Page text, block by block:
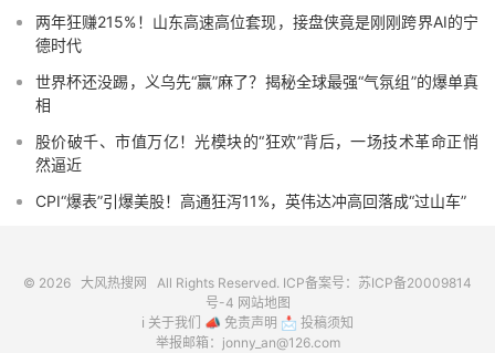
两年狂赚215%！山东高速高位套现，接盘侠竟是刚刚跨界AI的宁
德时代
世界杯还没踢，义乌先“赢”麻了？揭秘全球最强“气氛组”的爆单真
相
股价破千、市值万亿！光模块的“狂欢”背后，一场技术革命正悄
然逼近
CPI“爆表”引爆美股！高通狂泻11%，英伟达冲高回落成“过山车”
© 2026 大风热搜网 All Rights Reserved. ICP备案号： 苏ICP备20009814
号-4 网站地图
ℹ️ 关于我们 📣 免责声明 📩 投稿须知
举报邮箱：jonny_an@126.com